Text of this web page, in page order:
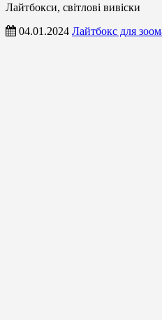
Лайтбокси, світлові вивіски
04.01.2024 Лайтбокс для